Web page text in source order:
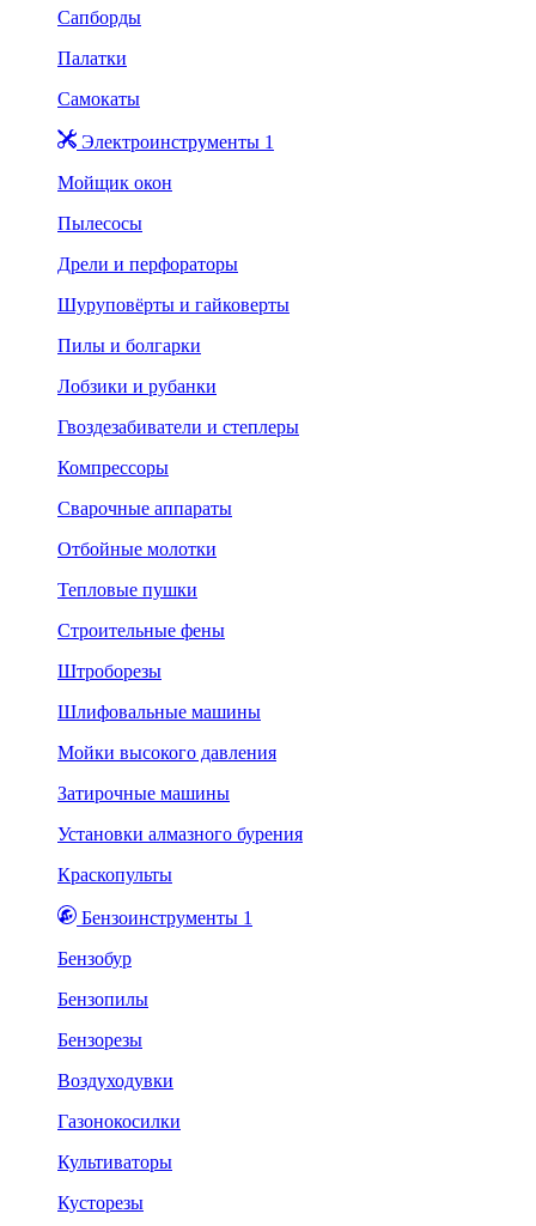
Сапборды
Палатки
Самокаты
Электроинструменты 1
Мойщик окон
Пылесосы
Дрели и перфораторы
Шуруповёрты и гайковерты
Пилы и болгарки
Лобзики и рубанки
Гвоздезабиватели и степлеры
Компрессоры
Сварочные аппараты
Отбойные молотки
Тепловые пушки
Строительные фены
Штроборезы
Шлифовальные машины
Мойки высокого давления
Затирочные машины
Установки алмазного бурения
Краскопульты
Бензоинструменты 1
Бензобур
Бензопилы
Бензорезы
Воздуходувки
Газонокосилки
Культиваторы
Кусторезы